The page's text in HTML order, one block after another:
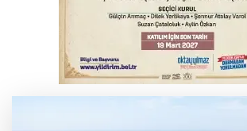
Osmangazi’de iş
Bursa’da bugün hava